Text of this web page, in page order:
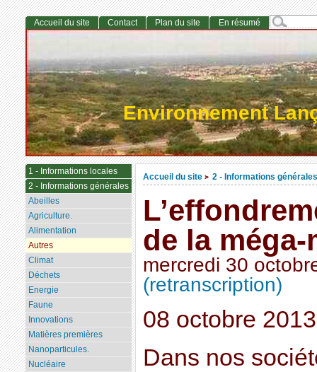
Environnement
Accueil du site > 2 - Informations générales
de la
mercredi 30
(retranscription)
08 octobre 2013
Dans nos
Accueil du site Contact Plan du site En résumé
1 - Informations locales
2 - Informations générales
Abeilles
Agriculture.
Alimentation
Autres
Climat
Déchets
Energie
Faune
Innovations
Matières premières
Nanoparticules.
Nucléaire